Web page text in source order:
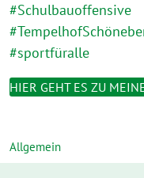
#Schulbauoffensive
#sportfüralle
HIER GEHT ES ZU
Allgemein